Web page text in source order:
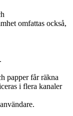
omfattas också,
papper får räkna
i flera kanaler